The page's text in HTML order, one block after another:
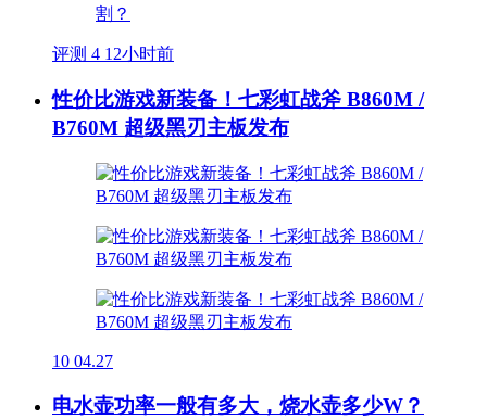
评测 4 12小时前
性价比游戏新装备！七彩虹战斧 B860M /
B760M 超级黑刃主板发布
10 04.27
电水壶功率一般有多大，烧水壶多少W？